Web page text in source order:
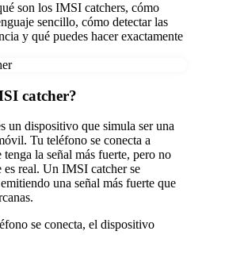
son los IMSI catchers, cómo
sencillo, cómo detectar las
y qué puedes hacer exactamente
catcher?
un dispositivo que simula ser una
Tu teléfono se conecta a
la señal más fuerte, pero no
es real. Un IMSI catcher se
una señal más fuerte que
se conecta, el dispositivo